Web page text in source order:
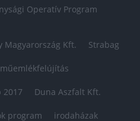
Operatív Program
Magyarország Kft. Strabag
műemlékfelújítás
2017 Duna Aszfalt Kft.
program irodaházak